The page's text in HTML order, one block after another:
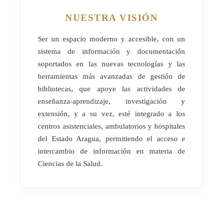
NUESTRA VISIÓN
Ser un espacio moderno y accesible, con un
sistema de información y documentación
soportados en las nuevas tecnologías y las
herramientas más avanzadas de gestión de
bibliotecas, que apoye las actividades de
enseñanza-aprendizaje, investigación y
extensión, y a su vez, esté integrado a los
centros asistenciales, ambulatorios y hospitales
del Estado Aragua, permitiendo el acceso e
intercambio de información en materia de
Ciencias de la Salud.